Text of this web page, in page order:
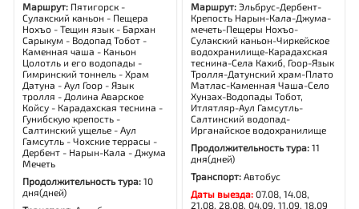
Маршрут: Пятигорск -
Сулакский каньон - Пещера
Нохъо - Тещин язык - Бархан
Сарыкум - Водопад Тобот -
Каменная чаша - Каньон
Цолотль и его водопады -
Гимринский тоннель - Храм
Датуна - Аул Гоор - Язык
тролля - Долина Аварское
Койсу - Карадахская теснина -
Гунибскую крепость -
Салтинский ущелье - Аул
Гамсутль - Чохские террасы -
Дербент - Нарын-Кала - Джума
Мечеть
Продолжительность тура:10
дня(дней)
Маршрут:Эльбрус-Дербент-
Крепость Нарын-Кала-Джума-
мечеть-Пещеры Нохъо-
Сулакский каньон-Чиркейское
водохранилище-Карадахская
теснина-Села Кахиб, Гоор-Язык
Тролля-Датунский храм-Плато
Матлас-Каменная Чаша-Село
Хунзах-Водопады Тобот,
Итлятляр-Аул Гамсутль-
Салтинский водопад-
Ирганайское водохранилище
Продолжительность тура:11
дня(дней)
Транспорт:Автобус
Даты выезда:07.08, 14.08,
21.08, 28.08, 04.09, 11.09, 18.09